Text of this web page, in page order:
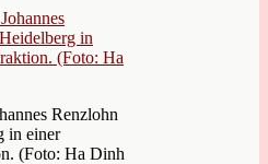
Renzlohn
in einer
(Foto: Ha Dinh